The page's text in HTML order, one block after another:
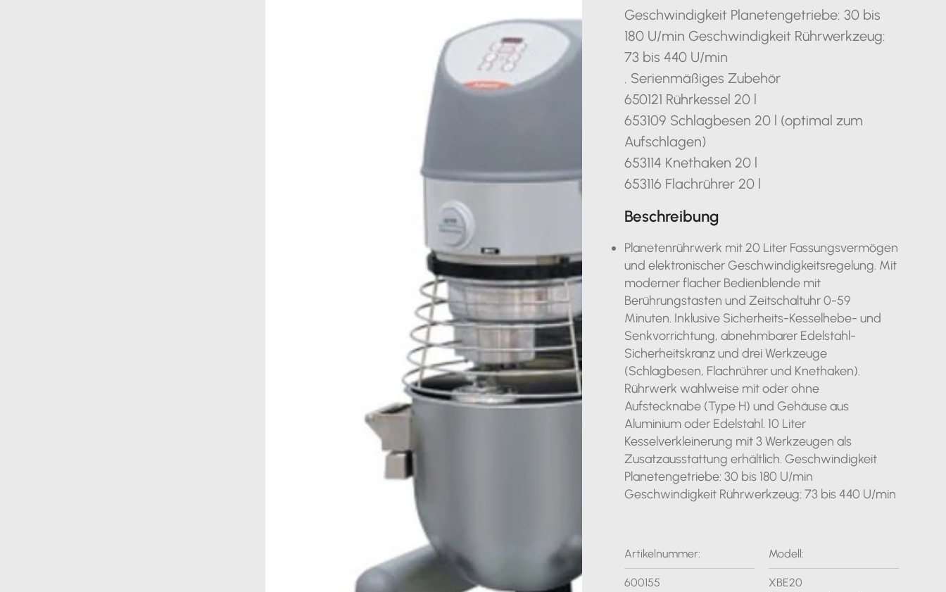
Geschwindigkeit Planetengetriebe: 30 bis
180 U/min Geschwindigkeit Rührwerkzeug:
73 bis 440 U/min
. Serienmäßiges Zubehör
650121 Rührkessel 20 l
653109 Schlagbesen 20 l (optimal zum
Aufschlagen)
653114 Knethaken 20 l
653116 Flachrührer 20 l
Beschreibung
Planetenrührwerk mit 20 Liter Fassungsvermögen
und elektronischer Geschwindigkeitsregelung. Mit
moderner flacher Bedienblende mit
Berührungstasten und Zeitschaltuhr 0-59
Minuten. Inklusive Sicherheits-Kesselhebe- und
Senkvorrichtung, abnehmbarer Edelstahl-
Sicherheitskranz und drei Werkzeuge
(Schlagbesen, Flachrührer und Knethaken).
Rührwerk wahlweise mit oder ohne
Aufstecknabe (Type H) und Gehäuse aus
Aluminium oder Edelstahl. 10 Liter
Kesselverkleinerung mit 3 Werkzeugen als
Zusatzausstattung erhältlich. Geschwindigkeit
Planetengetriebe: 30 bis 180 U/min
Geschwindigkeit Rührwerkzeug: 73 bis 440 U/min
Artikelnummer:
600155
Modell:
XBE20